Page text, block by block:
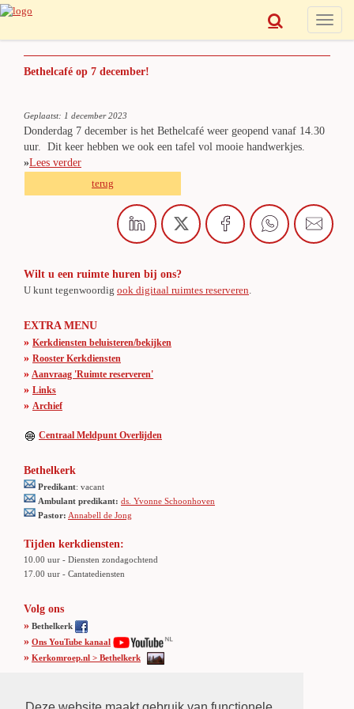
Toggle
Bethelcafé op 7 december!
Geplaatst: 1 december 2023
Donderdag 7 december is het Bethelcafé weer geopend vanaf 14.30
uur. Dit keer hebben we ook een tafel vol mooie handwerkjes.
»Lees verder
terug
Wilt u een ruimte huren bij ons?
U kunt tegenwoordig ook digitaal ruimtes reserveren
EXTRA MENU
» Kerkdiensten beluisteren/bekijken
» Rooster Kerkdiensten
» Aanvraag 'Ruimte reserveren'
» Links
» Archief
Centraal Meldpunt Overlijden
Bethelkerk
Predikant: vacant
Ambulant predikant: ds. Yvonne Schoonhoven
Pastor: Annabell de Jong
Tijden kerkdiensten:
10.00 uur - Diensten zondagochtend
17.00 uur - Cantatediensten
Volg ons
» Bethelkerk
» Ons YouTube kanaal
» Kerkomroep.nl > Bethelkerk